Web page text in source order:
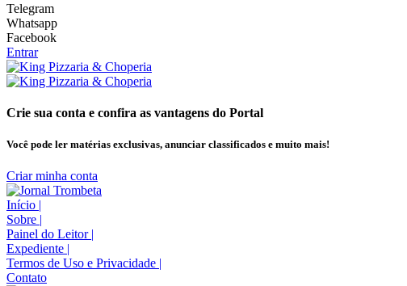
Telegram
Whatsapp
Facebook
Entrar
Crie sua conta e confira as vantagens do Portal
Você pode ler matérias exclusivas, anunciar classificados e muito mais!
Criar minha conta
Início |
Sobre |
Painel do Leitor |
Expediente |
Termos de Uso e Privacidade |
Contato